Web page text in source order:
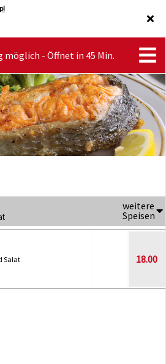
möglich - Öffnet in 45 Min.
weitere
Speisen
Salat
18.00